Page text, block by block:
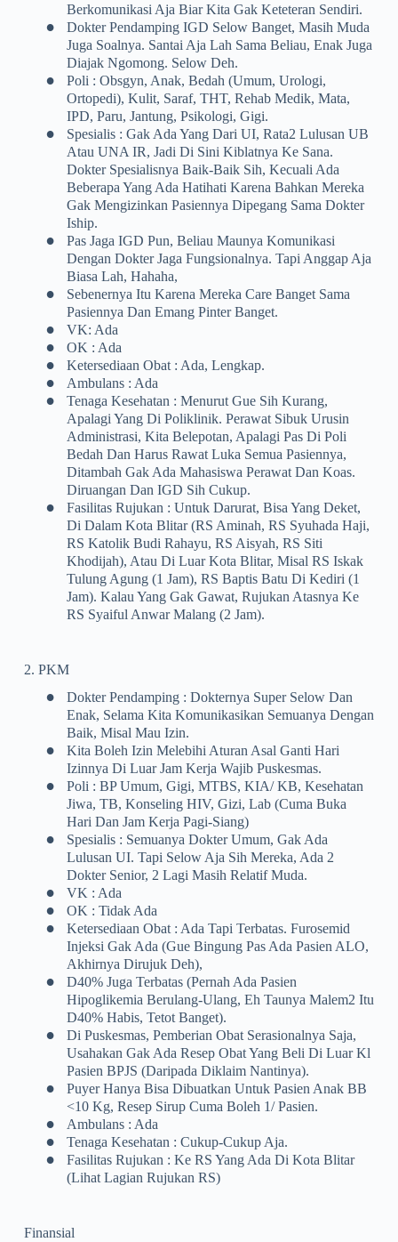
Berkomunikasi Aja Biar Kita Gak Keteteran Sendiri.
•
Dokter Pendamping IGD Selow Banget, Masih Muda
Juga Soalnya. Santai Aja Lah Sama Beliau, Enak Juga
Diajak Ngomong. Selow Deh.
•
Poli : Obsgyn, Anak, Bedah (umum, Urologi,
Ortopedi), Kulit, Saraf, THT, Rehab Medik, Mata,
IPD, Paru, Jantung, Psikologi, Gigi.
•
Spesialis : Gak Ada Yang Dari UI, Rata2 Lulusan UB
Atau UNA IR, Jadi Di Sini Kiblatnya Ke Sana.
Dokter Spesialisnya Baik-Baik Sih, Kecuali Ada
Beberapa Yang Ada Hatihati Karena Bahkan Mereka
Gak Mengizinkan Pasiennya Dipegang Sama Dokter
Iship.
•
Pas Jaga IGD Pun, Beliau Maunya Komunikasi
Dengan Dokter Jaga Fungsionalnya. Tapi Anggap Aja
Biasa Lah, Hahaha,
•
Sebenernya Itu Karena Mereka Care Banget Sama
Pasiennya Dan Emang Pinter Banget.
• VK: Ada
• OK : Ada
• Ketersediaan Obat : Ada, Lengkap.
• Ambulans : Ada
•
Tenaga Kesehatan : Menurut Gue Sih Kurang,
Apalagi Yang Di Poliklinik. Perawat Sibuk Urusin
Administrasi, Kita Belepotan, Apalagi Pas Di Poli
Bedah Dan Harus Rawat Luka Semua Pasiennya,
Ditambah Gak Ada Mahasiswa Perawat Dan Koas.
Diruangan Dan IGD Sih Cukup.
•
Fasilitas Rujukan : Untuk Darurat, Bisa Yang Deket,
Di Dalam Kota Blitar (RS Aminah, RS Syuhada Haji,
RS Katolik Budi Rahayu, RS Aisyah, RS Siti
Khodijah), Atau Di Luar Kota Blitar, Misal RS Iskak
Tulung Agung (1 Jam), RS Baptis Batu Di Kediri (1
Jam). Kalau Yang Gak Gawat, Rujukan Atasnya Ke
RS Syaiful Anwar Malang (2 Jam).
2. PKM
•
Dokter Pendamping : Dokternya Super Selow Dan
Enak, Selama Kita Komunikasikan Semuanya Dengan
Baik, Misal Mau Izin.
•
Kita Boleh Izin Melebihi Aturan Asal Ganti Hari
Izinnya Di Luar Jam Kerja Wajib Puskesmas.
•
Poli : BP Umum, Gigi, MTBS, KIA/ KB, Kesehatan
Jiwa, TB, Konseling HIV, Gizi, Lab (cuma Buka
Hari Dan Jam Kerja Pagi-Siang)
•
Spesialis : Semuanya Dokter Umum, Gak Ada
Lulusan UI. Tapi Selow Aja Sih Mereka, Ada 2
Dokter Senior, 2 Lagi Masih Relatif Muda.
• VK : Ada
• OK : Tidak Ada
•
Ketersediaan Obat : Ada Tapi Terbatas. Furosemid
Injeksi Gak Ada (gue Bingung Pas Ada Pasien ALO,
Akhirnya Dirujuk Deh),
•
D40% Juga Terbatas (pernah Ada Pasien
Hipoglikemia Berulang-Ulang, Eh Taunya Malem2 Itu
D40% Habis, Tetot Banget).
•
Di Puskesmas, Pemberian Obat Serasionalnya Saja,
Usahakan Gak Ada Resep Obat Yang Beli Di Luar Kl
Pasien BPJS (daripada Diklaim Nantinya).
•
Puyer Hanya Bisa Dibuatkan Untuk Pasien Anak BB
<10 Kg, Resep Sirup Cuma Boleh 1/ Pasien.
• Ambulans : Ada
• Tenaga Kesehatan : Cukup-Cukup Aja.
•
Fasilitas Rujukan : Ke RS Yang Ada Di Kota Blitar
(lihat Lagian Rujukan RS)
Finansial